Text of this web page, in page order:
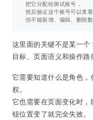
把它分配给测试账号，
然后验证这个账号可以查看
这里面的关键不是某一
目标、页面语义和操作路
它需要知道什么是角色
权。
它也需要在页面变化时
钮位置变了就完全失效。